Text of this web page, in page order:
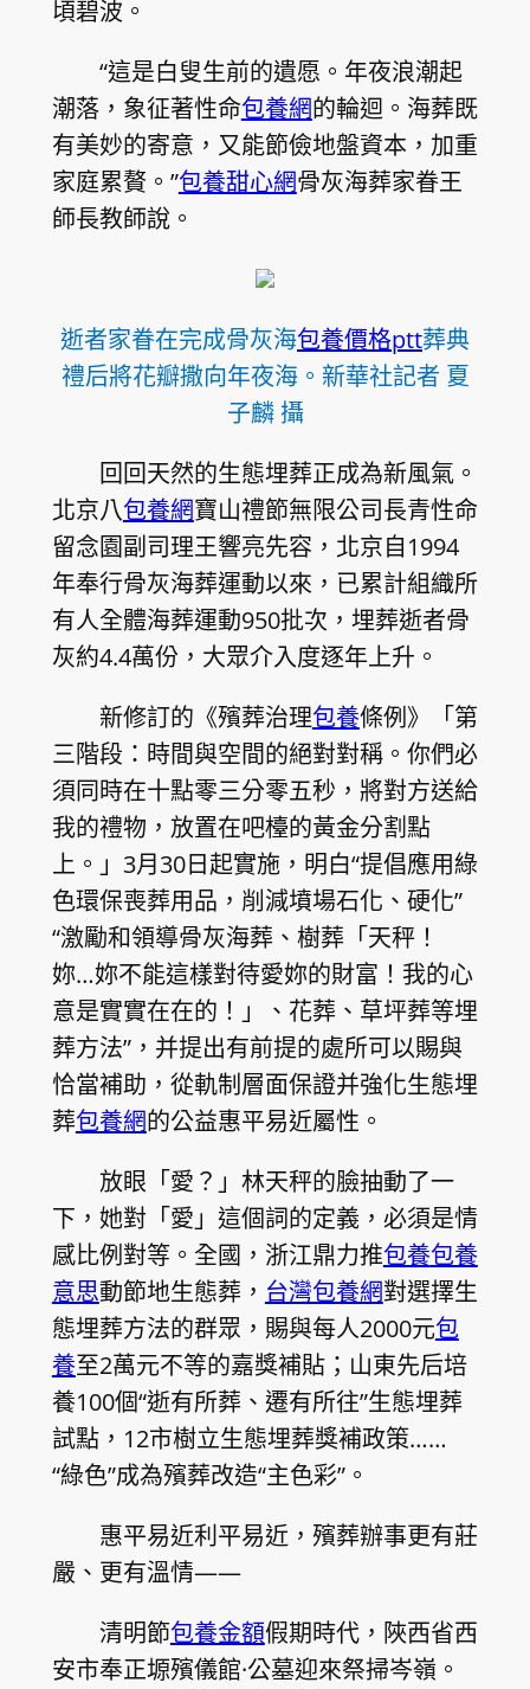
頃碧波。
“這是白叟生前的遺愿。年夜浪潮起
潮落，象征著性命包養網的輪迴。海葬既
有美妙的寄意，又能節儉地盤資本，加重
家庭累贅。”包養甜心網骨灰海葬家眷王
師長教師說。
逝者家眷在完成骨灰海包養價格ptt葬典
禮后將花瓣撒向年夜海。新華社記者 夏
子麟 攝
回回天然的生態埋葬正成為新風氣。
北京八包養網寶山禮節無限公司長青性命
留念園副司理王響亮先容，北京自1994
年奉行骨灰海葬運動以來，已累計組織所
有人全體海葬運動950批次，埋葬逝者骨
灰約4.4萬份，大眾介入度逐年上升。
新修訂的《殯葬治理包養條例》「第
三階段：時間與空間的絕對對稱。你們必
須同時在十點零三分零五秒，將對方送給
我的禮物，放置在吧檯的黃金分割點
上。」3月30日起實施，明白“提倡應用綠
色環保喪葬用品，削減墳場石化、硬化”
“激勵和領導骨灰海葬、樹葬「天秤！
妳…妳不能這樣對待愛妳的財富！我的心
意是實實在在的！」、花葬、草坪葬等埋
葬方法”，并提出有前提的處所可以賜與
恰當補助，從軌制層面保證并強化生態埋
葬包養網的公益惠平易近屬性。
放眼「愛？」林天秤的臉抽動了一
下，她對「愛」這個詞的定義，必須是情
感比例對等。全國，浙江鼎力推包養包養
意思動節地生態葬， 台灣包養網對選擇生
態埋葬方法的群眾，賜與每人2000元包
養至2萬元不等的嘉獎補貼；山東先后培
養100個“逝有所葬、遷有所往”生態埋葬
試點，12市樹立生態埋葬獎補政策……
“綠色”成為殯葬改造“主色彩”。
惠平易近利平易近，殯葬辦事更有莊
嚴、更有溫情——
清明節包養金額假期時代，陜西省西
安市奉正塬殯儀館·公墓迎來祭掃岑嶺。